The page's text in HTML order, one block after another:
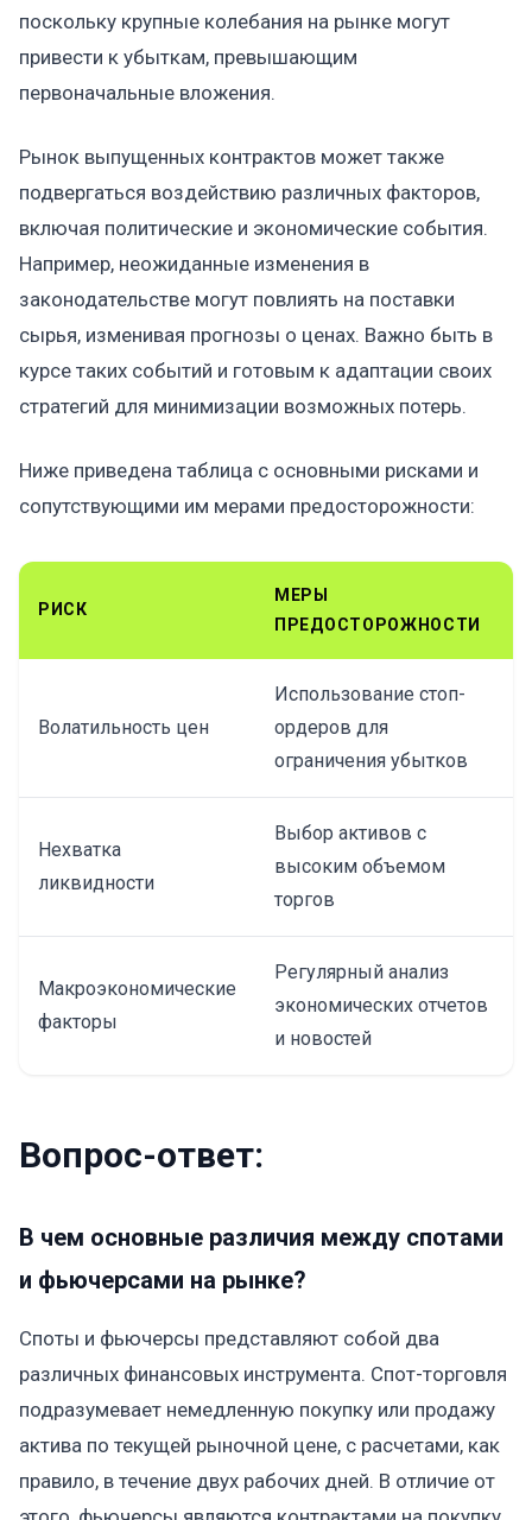
поскольку крупные колебания на рынке могут
привести к убыткам, превышающим
первоначальные вложения.
Рынок выпущенных контрактов может также
подвергаться воздействию различных факторов,
включая политические и экономические события.
Например, неожиданные изменения в
законодательстве могут повлиять на поставки
сырья, изменивая прогнозы о ценах. Важно быть в
курсе таких событий и готовым к адаптации своих
стратегий для минимизации возможных потерь.
Ниже приведена таблица с основными рисками и
сопутствующими им мерами предосторожности:
РИСК
МЕРЫ
ПРЕДОСТОРОЖНОСТИ
Волатильность цен
Использование стоп-
ордеров для
ограничения убытков
Нехватка
ликвидности
Выбор активов с
высоким объемом
торгов
Макроэкономические
факторы
Регулярный анализ
экономических отчетов
и новостей
Вопрос-ответ:
В чем основные различия между спотами
и фьючерсами на рынке?
Споты и фьючерсы представляют собой два
различных финансовых инструмента. Спот-торговля
подразумевает немедленную покупку или продажу
актива по текущей рыночной цене, с расчетами, как
правило, в течение двух рабочих дней. В отличие от